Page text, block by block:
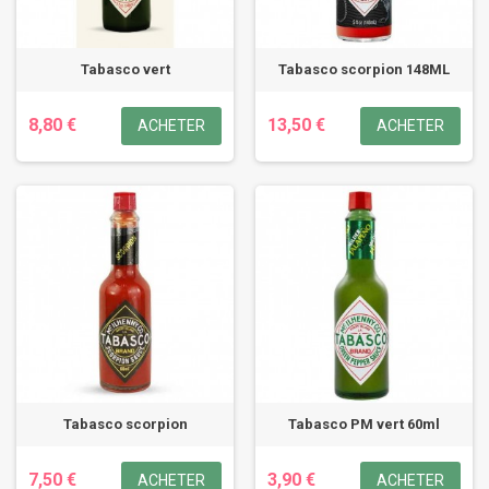
Tabasco vert
8,80 € ACHETER
Tabasco scorpion 148ML
13,50 € ACHETER
Tabasco scorpion
7,50 € ACHETER
Tabasco PM vert 60ml
3,90 € ACHETER